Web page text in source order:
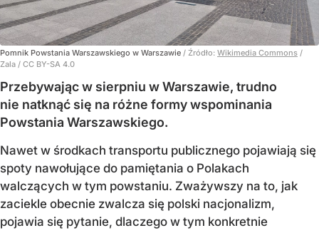
Pomnik Powstania Warszawskiego w Warszawie / Źródło: Wikimedia Commons /
Zala / CC BY-SA 4.0
Przebywając w sierpniu w Warszawie, trudno
nie natknąć się na różne formy wspominania
Powstania Warszawskiego.
Nawet w środkach transportu publicznego pojawiają się
spoty nawołujące do pamiętania o Polakach
walczących w tym powstaniu. Zważywszy na to, jak
zaciekle obecnie zwalcza się polski nacjonalizm,
pojawia się pytanie, dlaczego w tym konkretnie